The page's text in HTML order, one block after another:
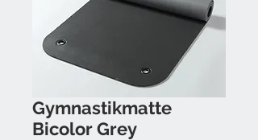
Gymnastikmatte
Bicolor Grey